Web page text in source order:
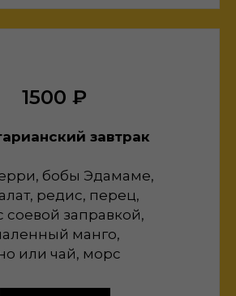
1500 ₽
завтрак
бобы Эдамаме,
редис, перец,
соевой заправкой,
манго,
или чай, морс